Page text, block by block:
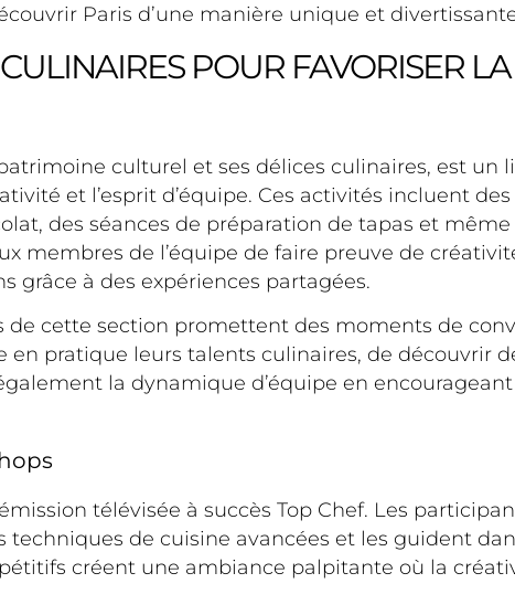
Paris d’une manière unique et
POUR FAVORISER LA
culturel et ses délices culinaires, est un
et l’esprit d’équipe. Ces activités incluent
des séances de préparation de tapas et
membres de l’équipe de faire preuve de
grâce à des expériences partagées.
cette section promettent des moments de
pratique leurs talents culinaires, de découvrir
la dynamique d’équipe en
télévisée à succès Top Chef. Les
de cuisine avancées et les guident
créent une ambiance palpitante où la